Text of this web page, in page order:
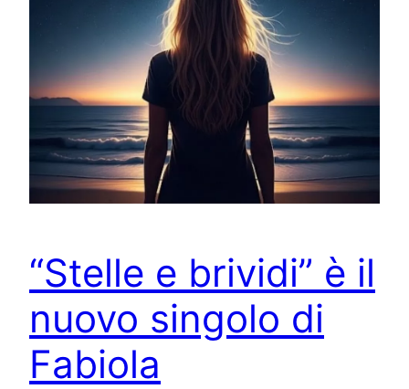
“Stelle e brividi” è il
nuovo singolo di
Fabiola